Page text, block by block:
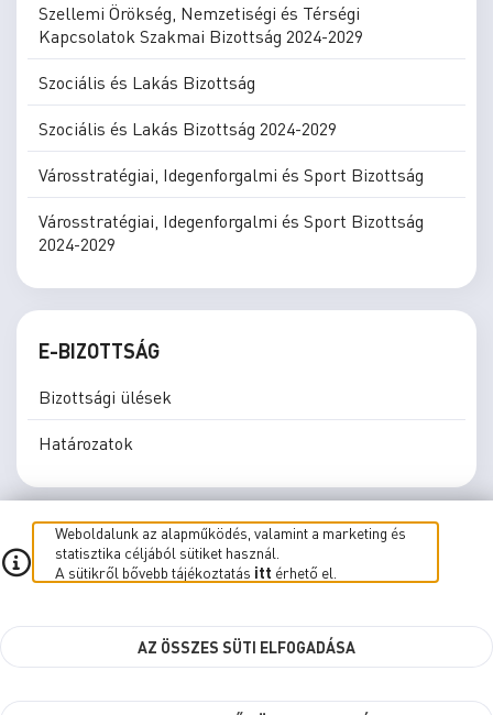
Szellemi Örökség, Nemzetiségi és Térségi
Kapcsolatok Szakmai Bizottság 2024-2029
Szociális és Lakás Bizottság
Szociális és Lakás Bizottság 2024-2029
Városstratégiai, Idegenforgalmi és Sport Bizottság
Városstratégiai, Idegenforgalmi és Sport Bizottság
2024-2029
E-BIZOTTSÁG
Bizottsági ülések
Határozatok
E-közgyűlés E-Bizottság Élő közvetítés
kbr.szombathely.hu
Weboldalunk az alapműködés, valamint a marketing és
statisztika céljából sütiket használ.
A sütikről bővebb tájékoztatás itt érhető el.
AZ ÖSSZES SÜTI ELFOGADÁSA